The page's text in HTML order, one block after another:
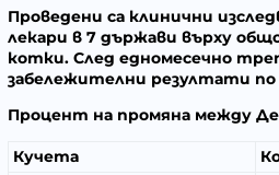
Проведени са клинични
лекари в 7 държави върху
котки. След едномесечно
забележителни резултати
Процент на промяна между
Кучета